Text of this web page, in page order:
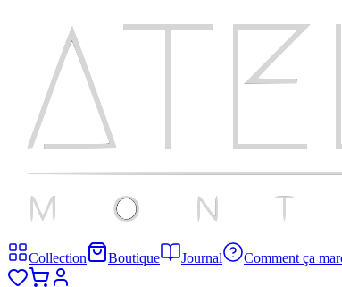
Collection Boutique Journal Comment ça